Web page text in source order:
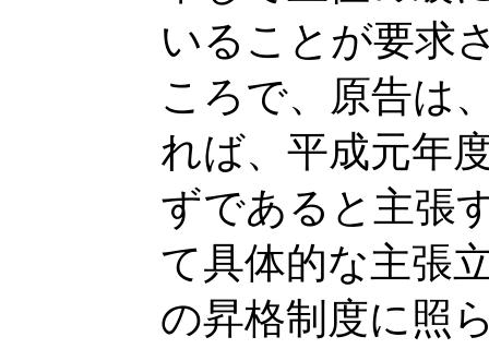
いることが要求
ころで、原告は
れば、平成元年
ずであると主張
て具体的な主張
の昇格制度に照